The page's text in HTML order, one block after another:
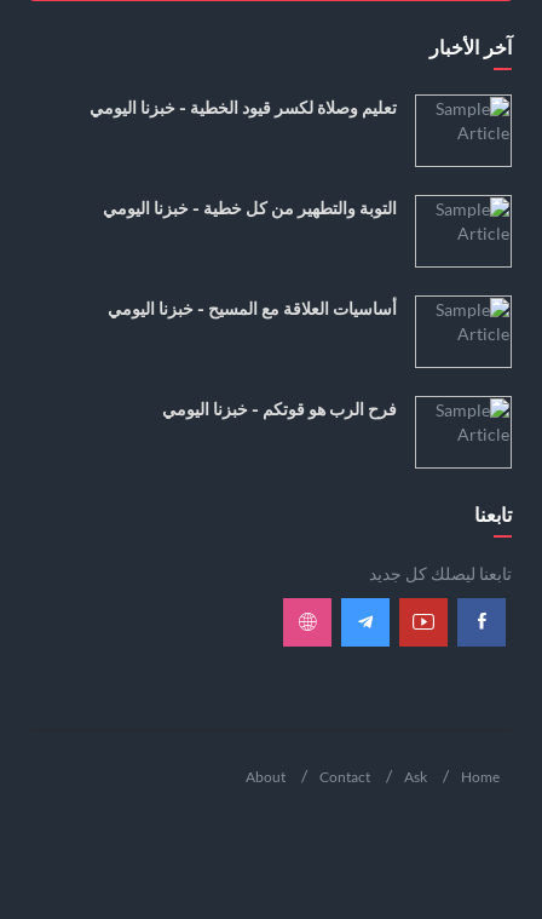
آخر الأخبار
تعليم وصلاة لكسر قيود الخطية - خبزنا اليومي
التوبة والتطهير من كل خطية - خبزنا اليومي
أساسيات العلاقة مع المسيح - خبزنا اليومي
فرح الرب هو قوتكم - خبزنا اليومي
تابعنا
تابعنا ليصلك كل جديد
Home
Ask
Contact
About